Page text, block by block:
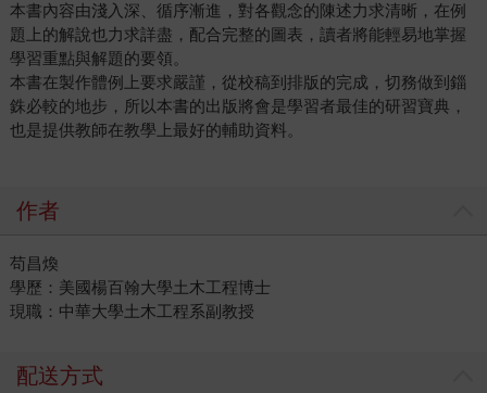
本書內容由淺入深、循序漸進，對各觀念的陳述力求清晰，在例
題上的解說也力求詳盡，配合完整的圖表，讀者將能輕易地掌握
學習重點與解題的要領。
本書在製作體例上要求嚴謹，從校稿到排版的完成，切務做到錙
銖必較的地步，所以本書的出版將會是學習者最佳的研習寶典，
也是提供教師在教學上最好的輔助資料。
作者
苟昌煥
學歷：美國楊百翰大學土木工程博士
現職：中華大學土木工程系副教授
配送方式